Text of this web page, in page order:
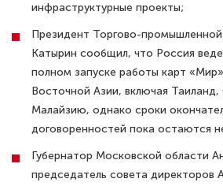
инфраструктурные проекты;
Президент Торгово-
Катырин сообщил, что Россия
полном запуске работы карт
Восточной Азии, включая Таиланд,
Малайзию, однако сроки
договоренностей пока остаются
Губернатор Московской области
председатель совета директоров